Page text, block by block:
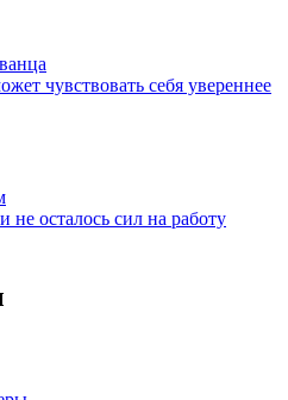
чувствовать себя увереннее
не осталось сил на работу